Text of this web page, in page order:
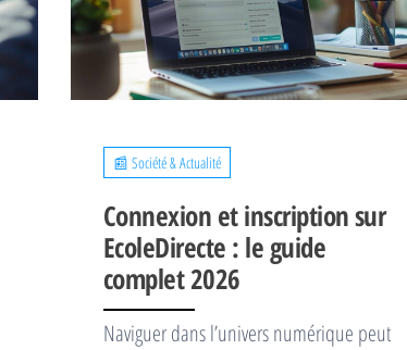
📰 Société & Actualité
Connexion et inscription sur
EcoleDirecte : le guide
complet 2026
Naviguer dans l’univers numérique peut